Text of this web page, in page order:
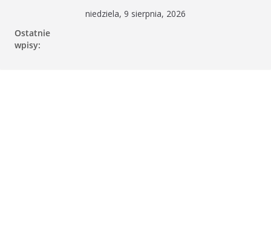
treści
niedziela, 9 sierpnia, 2026
Ostatnie
wpisy: